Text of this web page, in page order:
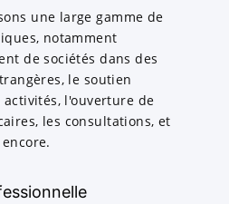
une large gamme de
notamment
de sociétés dans des
le soutien
l'ouverture de
les consultations, et